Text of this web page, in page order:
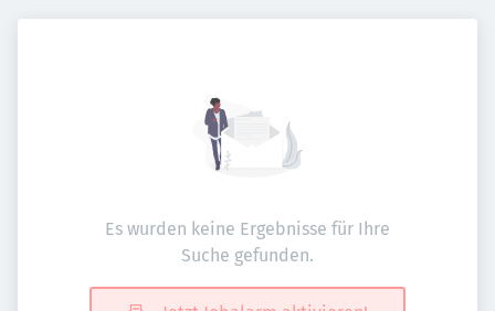
Es wurden keine Ergebnisse für Ihre
Suche gefunden.